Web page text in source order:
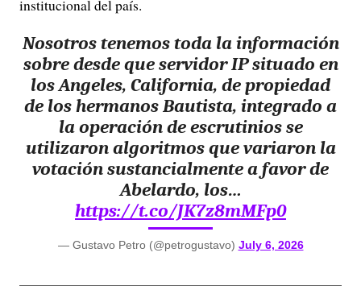
institucional del país.
Nosotros tenemos toda la información
sobre desde que servidor IP situado en
los Angeles, California, de propiedad
de los hermanos Bautista, integrado a
la operación de escrutinios se
utilizaron algoritmos que variaron la
votación sustancialmente a favor de
Abelardo, los…
https://t.co/JK7z8mMFp0
— Gustavo Petro (@petrogustavo) July 6, 2026